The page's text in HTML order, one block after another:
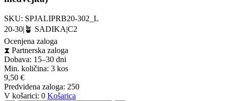
SKU: SPJALIPRB20-302_L
20-30|🪴 SADIKA|C2
Ocenjena zaloga
⧗ Partnerska zaloga
Dobava: 15–30 dni
Min. količina: 3 kos
9,50 €
Predvidena zaloga: 250
V košarici: 0 Košarica